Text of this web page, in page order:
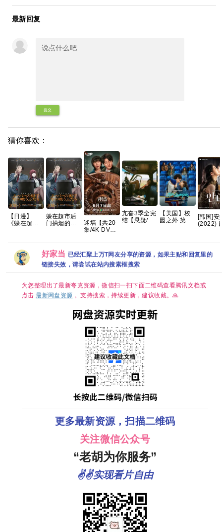
最新回复
提交
猜你喜欢：
【日漫】
《躲在超市
动画/剧情/爱
情/CR完结
夸克
躲在超市后
门抽烟的两
迷墙【共20
集/4K DV
无 【郭京
飞、任素汐
｜喜剧/悬
疑】夸克
亢奋3季全完
结【悬疑/犯
最终季来了
女！美不胜
收！💋 养眼
养心！尺渡
【美国】校
园之外 第一
动 又名: 校园
夸克
[韩国]安
(2022)
朴艺荣
第二个
두 번째
好家当 已经汇聚上万T网友分享的资源，如果主贴和回复里的
链接失效，请尝试在站内搜索框搜索
为您整理出了最新夸克资源，微信扫一扫下面二维码查看腾讯文档或
点击最新网盘资源 。支持搜索，持续更新，建议收藏。🙏
更多最新资源，扫描二维码
关注微信公众号
“老胡为你服务”
✌✌实现看片自由